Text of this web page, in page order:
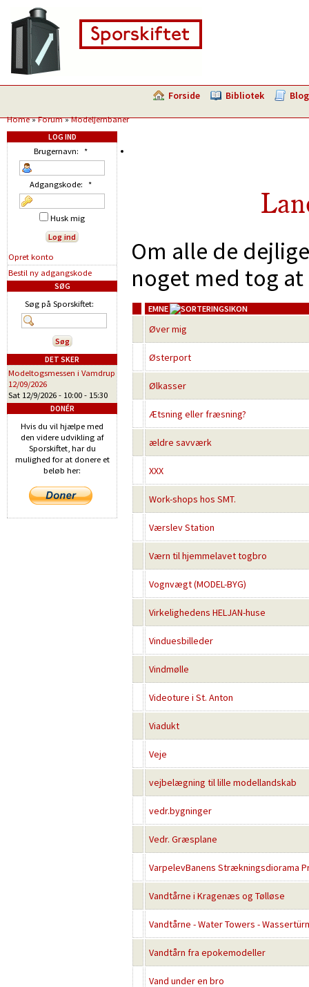
Forside Bibliotek Blog
Home»Forum»Modeljernbaner
Om alle de
noget med tog at
EMNE
Øver mig
Østerport
Ølkasser
Ætsning eller fræsning?
ældre savværk
XXX
Work-shops hos SMT.
Værslev Station
Værn til hjemmelavet togbro
Vognvægt (MODEL-BYG)
Virkelighedens HELJAN-huse
Vinduesbilleder
Vindmølle
Videoture i St. Anton
Viadukt
Veje
vejbelægning til lille modellandskab
vedr.bygninger
Vedr. Græsplane
VarpelevBanens Strækningsdiorama
Vandtårne i Kragenæs og Tølløse
Vandtårne - Water Towers -
Vandtårn fra epokemodeller
Vand under en bro
LOG IND
Brugernavn: *
Adgangskode: *
Husk mig
Opret konto
Bestil ny adgangskode
SØG
Søg på Sporskiftet:
DET SKER
Modeltogsmessen i Vamdrup
12/09/2026
Sat 12/9/2026 - 10:00 - 15:30
DONÉR
Hvis du vil hjælpe med
den videre udvikling af
Sporskiftet, har du
mulighed for at donere et
beløb her: